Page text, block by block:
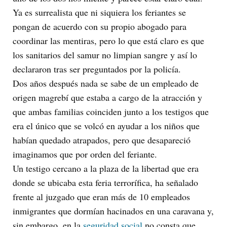
Ya es surrealista que ni siquiera los feriantes se
pongan de acuerdo con su propio abogado para
coordinar las mentiras, pero lo que está claro es que
los sanitarios del samur no limpian sangre y así lo
declararon tras ser preguntados por la policía.
Dos años después nada se sabe de un empleado de
origen magrebí que estaba a cargo de la atracción y
que ambas familias coinciden junto a los testigos que
era el único que se volcó en ayudar a los niños que
habían quedado atrapados, pero que desapareció
imaginamos que por orden del feriante.
Un testigo cercano a la plaza de la libertad que era
donde se ubicaba esta feria terrorífica, ha señalado
frente al juzgado que eran más de 10 empleados
inmigrantes que dormían hacinados en una caravana y,